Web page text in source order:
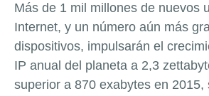
Más de 1 mil millones de nuevos
Internet, y un número aún más
dispositivos, impulsarán el
IP anual del planeta a 2,3
superior a 870 exabytes en 2015,